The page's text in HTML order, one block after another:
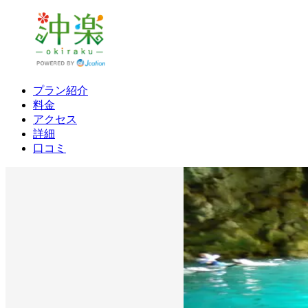
プラン紹介
料金
アクセス
詳細
口コミ